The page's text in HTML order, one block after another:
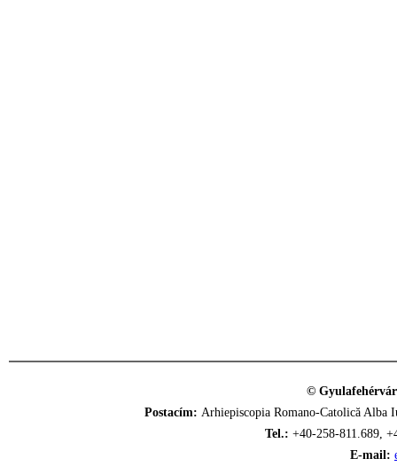
©
Postacím: Arhiepiscopia Romano-Catolică
Tel.: +40-258-811.689,
E-mail: